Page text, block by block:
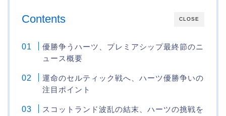
CLOSE
Contents
優勝争うハーツ、プレミアシップ最終節のニ
ュース概要
運命のセルティック戦へ、ハーツ優勝争いの
注目ポイント
スコットランド波乱の結末、ハーツの挑戦を